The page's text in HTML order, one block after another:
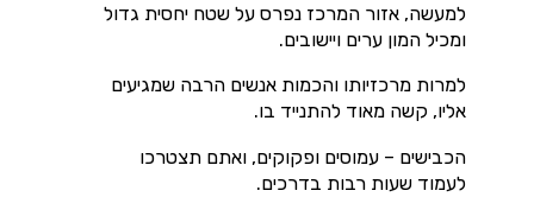
למעשה, אזור המרכז נפרס על שטח יחסית גדול
ומכיל המון ערים ויישובים.
למרות מרכזיותו והכמות אנשים הרבה שמגיעים
אליו, קשה מאוד להתנייד בו.
הכבישים – עמוסים ופקוקים, ואתם תצטרכו
לעמוד שעות רבות בדרכים.